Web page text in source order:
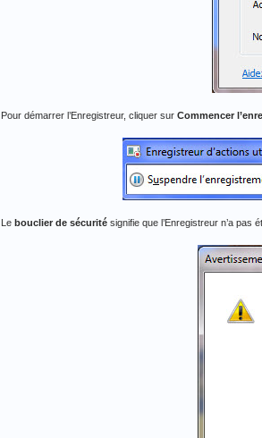
Pour démarrer l’Enregistreur, cliquer sur Commencer
Le bouclier de sécurité signifie que l’Enregistreur n’a